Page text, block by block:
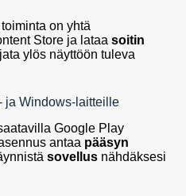
on yhtä
Store ja lataa soitin
ylös näyttöön tuleva
ja Windows-laitteille
Google Play
antaa pääsyn
sovellus nähdäksesi